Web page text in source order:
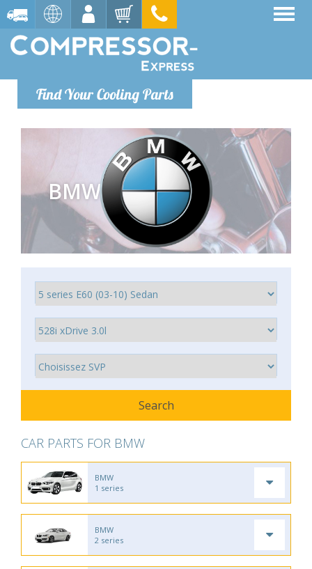
Find Your Cooling Parts
BMW
CAR PARTS FOR BMW
BMW
1 series
BMW
2 series